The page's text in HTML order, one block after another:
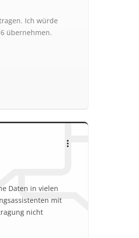
Ich würde
übernehmen.
Daten in vielen
mit
nicht